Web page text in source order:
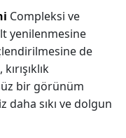
Compleksi ve
yenilenmesine
de
bir görünüm
daha sıkı ve dolgun